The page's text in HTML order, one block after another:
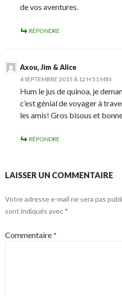
de vos aventures.
RÉPONDRE
Axou, Jim & Alice
4 SEPTEMBRE 2015 À 12 H 51 MIN
Hum le jus de quinoa, je
c’est génial de voyager à
les amis! Gros bisous et
RÉPONDRE
LAISSER UN COMMENTAIRE
Votre adresse e-mail ne sera pas
sont indiqués avec *
Commentaire*